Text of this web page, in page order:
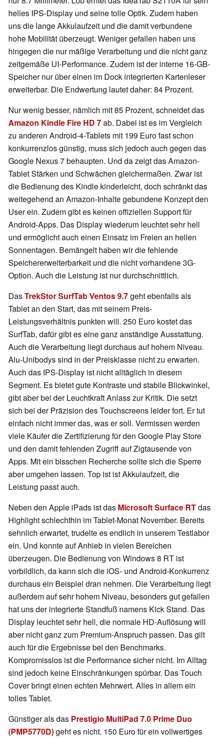
helles IPS-Display und seine tolle Optik. Zudem haben
uns die lange Akkulaufzeit und die damit verbundene
hohe Mobilität überzeugt. Weniger gefallen haben uns
hingegen die nur mäßige Verarbeitung und die nicht ganz
zeitgemäße UI-Performance. Zudem ist der interne 16-GB-
Speicher nur über einen im Dock integrierten Kartenleser
erweiterbar. Die Endwertung lautet daher: 84 Prozent.
Nur wenig besser, nämlich mit 85 Prozent, schneidet das
Amazon Kindle Fire HD 7ab. Dabei ist es im Vergleich
zu anderen Android-4-Tablets mit 199 Euro fast schon
konkurrenzlos günstig, muss sich jedoch auch gegen das
Google Nexus 7 behaupten. Und da zeigt das Amazon-
Tablet Stärken und Schwächen gleichermaßen. Zwar ist
die Bedienung des Kindle kinderleicht, doch schränkt das
weitegehend an Amazon-Inhalte gebundene Konzept den
User ein. Zudem gibt es keinen offiziellen Support für
Android-Apps. Das Display wiederum leuchtet sehr hell
und ermöglicht auch einen Einsatz im Freien an hellen
Sonnentagen. Bemängelt haben wir die fehlende
Speichererweiterbarkeit und die nicht vorhandene 3G-
Option. Auch die Leistung ist nur durchschnittlich.
DasTrekStor SurfTab Ventos 9.7geht ebenfalls als
Tablet an den Start, das mit seinem Preis-
Leistungsverhältnis punkten will. 250 Euro kostet das
SurfTab, dafür gibt es eine ganz anständige Ausstattung.
Auch die Verarbeitung liegt durchaus auf hohem Niveau.
Alu-Unibodys sind in der Preisklasse nicht zu erwarten.
Auch das IPS-Display ist nicht alltäglich in diesem
Segment. Es bietet gute Kontraste und stabile Blickwinkel,
gibt aber bei der Leuchtkraft Anlass zur Kritik. Die setzt
sich bei der Präzision des Touchscreens leider fort. Er tut
einfach nicht immer das, was er soll. Vermissen werden
viele Käufer die Zertifizierung für den Google Play Store
und den damit fehlenden Zugriff auf Zigtausende von
Apps. Mit ein bisschen Recherche sollte sich die Sperre
aber umgehen lassen. Top ist ist Akkulaufzeit, die
Leistung passt auch.
Neben den Apple iPads ist das Microsoft Surface RTdas
Highlight schlechthin im Tablet-Monat November. Bereits
sehnlich erwartet, trudelte es endlich in unserem Testlabor
ein. Und konnte auf Anhieb in vielen Bereichen
überzeugen. Die Bedienung von Windows 8 RT ist
vorbildlich, da kann sich die iOS- und Android-Konkurrenz
durchaus ein Beispiel dran nehmen. Die Verarbeitung liegt
außerdem auf sehr hohem Niveau, besonders gut gefallen
hat uns der integrierte Standfuß namens Kick Stand. Das
Display leuchtet sehr hell, die normale HD-Auflösung will
aber nicht ganz zum Premium-Anspruch passen. Das gilt
auch für die Ergebnisse bei den Benchmarks.
Kompromisslos ist die Performance sicher nicht. Im Alltag
sind jedoch keine Einschränkungen spürbar. Das Touch
Cover bringt einen echten Mehrwert. Alles in allem ein
tolles Tablet.
Günstiger als das Prestigio MultiPad 7.0 Prime Duo
(PMP5770D)geht es nicht. 150 Euro für ein vollwertiges